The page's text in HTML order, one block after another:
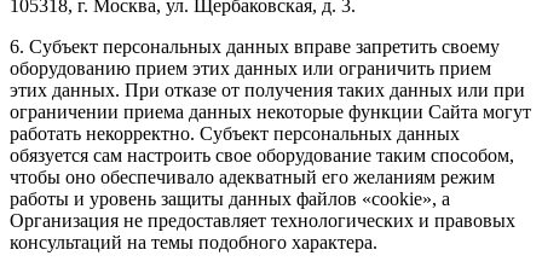
105318, г. Москва, ул. Щербаковская, д. 3.
6. Субъект персональных данных вправе запретить своему
оборудованию прием этих данных или ограничить прием
этих данных. При отказе от получения таких данных или при
ограничении приема данных некоторые функции Сайта могут
работать некорректно. Субъект персональных данных
обязуется сам настроить свое оборудование таким способом,
чтобы оно обеспечивало адекватный его желаниям режим
работы и уровень защиты данных файлов «cookie», а
Организация не предоставляет технологических и правовых
консультаций на темы подобного характера.